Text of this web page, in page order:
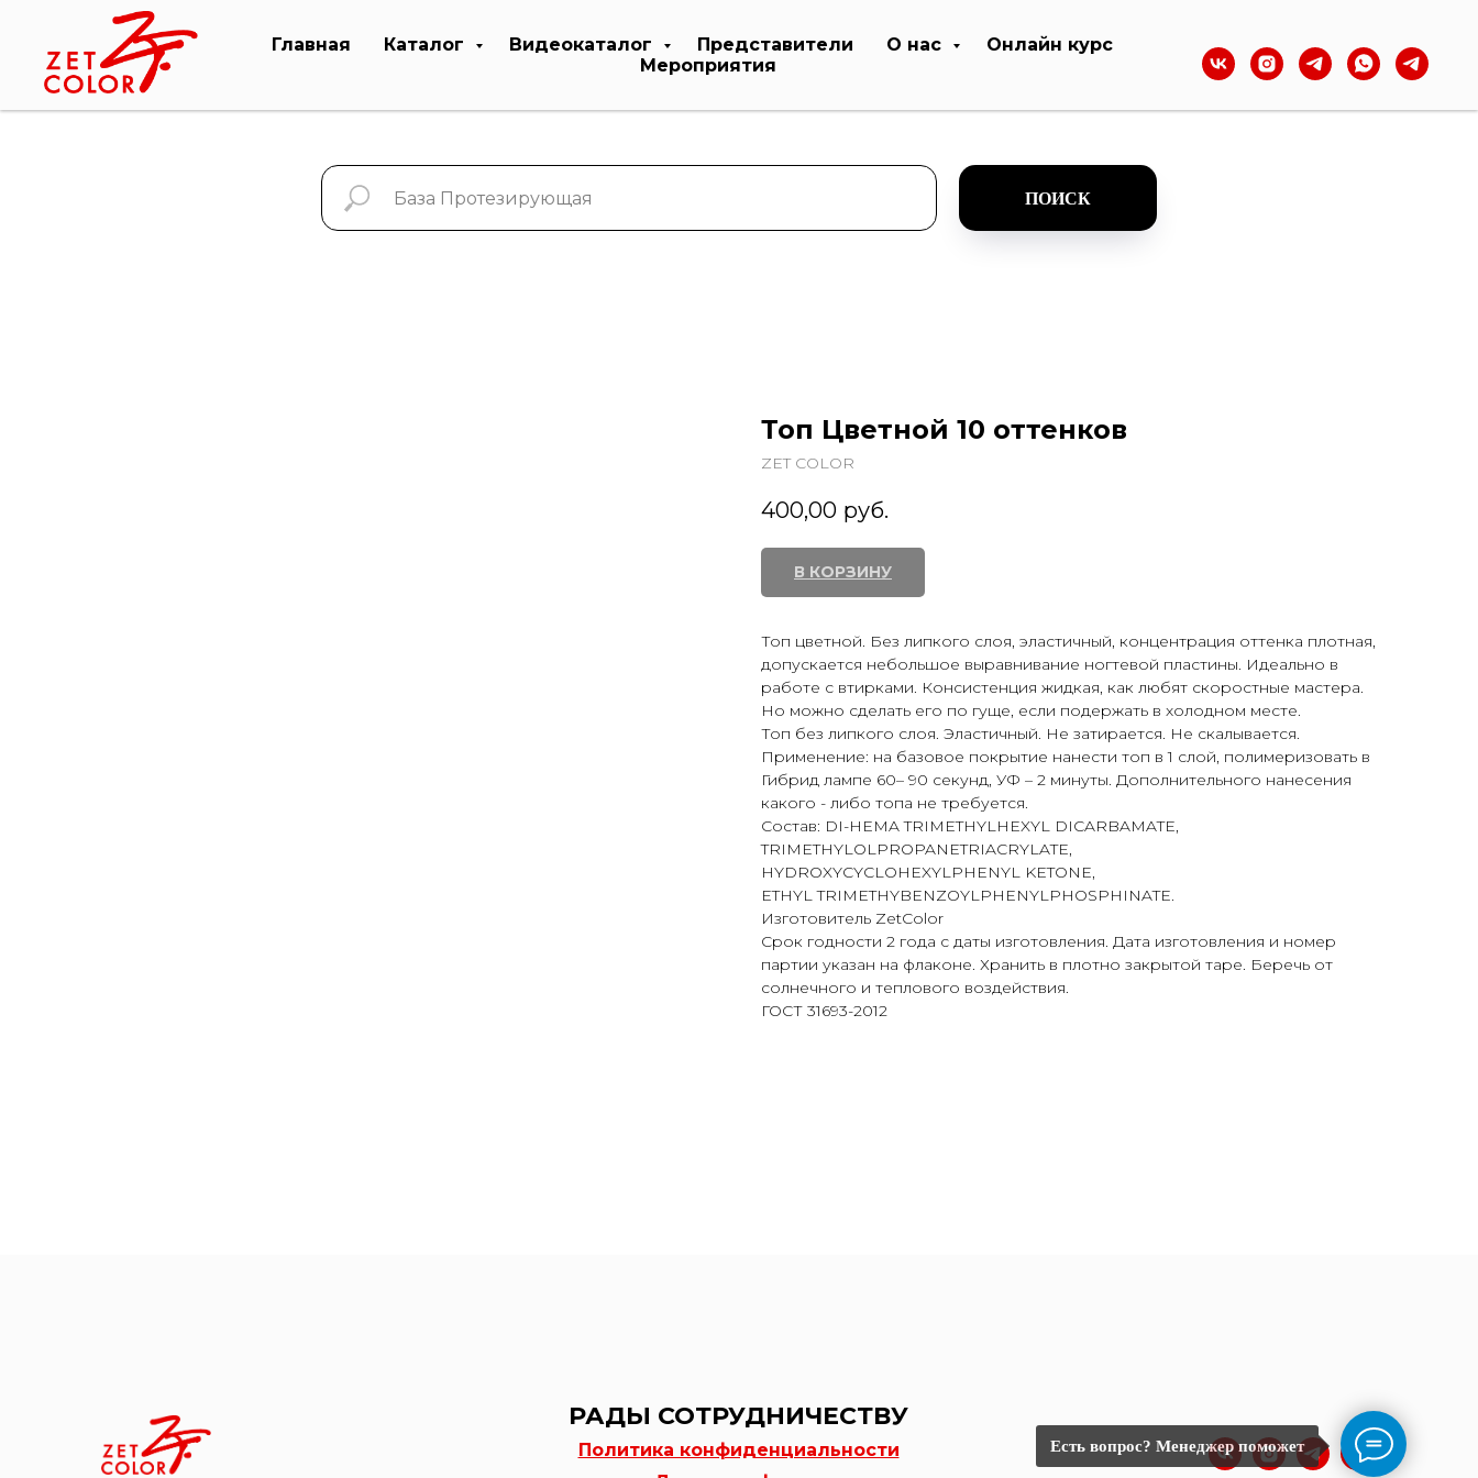
Главная Каталог Видеокаталог Представители О нас
Онлайн курс
Мероприятия
Есть вопрос? Менеджер поможет
ПОИСК
Топ Цветной 10 оттенков
ZET COLOR
400,00 руб.
В КОРЗИНУ
Топ цветной. Без липкого слоя, эластичный, концентрация оттенка плотная,
допускается небольшое выравнивание ногтевой пластины. Идеально в
работе с втирками. Консистенция жидкая, как любят скоростные мастера.
Но можно сделать его по гуще, если подержать в холодном месте.
Топ без липкого слоя. Эластичный. Не затирается. Не скалывается.
Применение: на базовое покрытие нанести топ в 1 слой, полимеризовать в
Гибрид лампе 60– 90 секунд, УФ – 2 минуты. Дополнительного нанесения
какого - либо топа не требуется.
Состав: DI-HEMA TRIMETHYLHEXYL DICARBAMATE,
TRIMETHYLOLPROPANETRIACRYLATE,
HYDROXYCYCLOHEXYLPHENYL KETONE,
ETHYL TRIMETHYBENZOYLPHENYLPHOSPHINATE.
Изготовитель ZetColor
Срок годности 2 года с даты изготовления. Дата изготовления и номер
партии указан на флаконе. Хранить в плотно закрытой таре. Беречь от
солнечного и теплового воздействия.
ГОСТ 31693-2012
РАДЫ СОТРУДНИЧЕСТВУ
Политика конфиденциальности